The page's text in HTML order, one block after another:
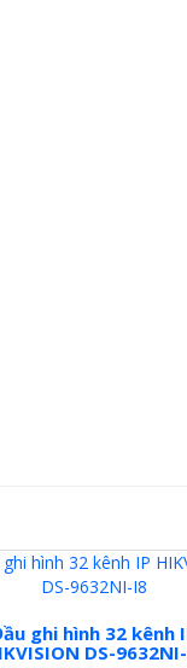
ghi hình 32 kênh
DS-